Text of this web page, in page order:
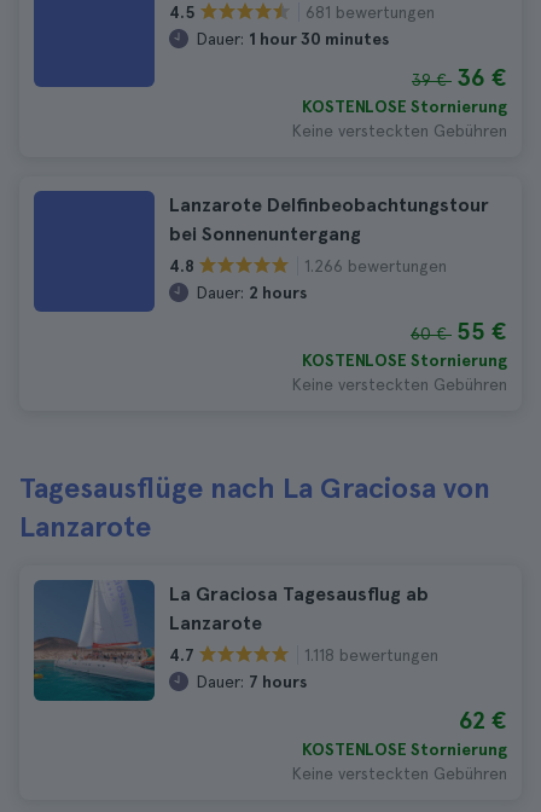
4.5
681 bewertungen
Dauer: 1 hour 30 minutes
39 € 36 €
KOSTENLOSE Stornierung
Keine versteckten Gebühren
Lanzarote Delfinbeobachtungstour
bei Sonnenuntergang
4.8
1.266 bewertungen
Dauer: 2 hours
60 € 55 €
KOSTENLOSE Stornierung
Keine versteckten Gebühren
Tagesausflüge nach La Graciosa von
Lanzarote
La Graciosa Tagesausflug ab
Lanzarote
4.7
1.118 bewertungen
Dauer: 7 hours
62 €
KOSTENLOSE Stornierung
Keine versteckten Gebühren